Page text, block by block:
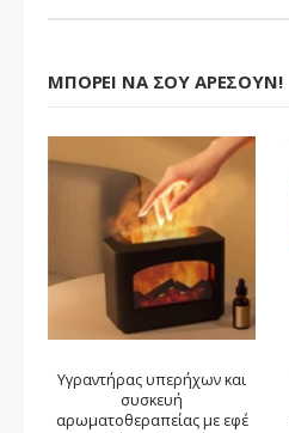
ΜΠΟΡΕΊ ΝΑ ΣΟΥ ΑΡΈΣΟΥΝ!
Υγραντήρας υπερήχων και
συσκευή
αρωματοθεραπείας με εφέ